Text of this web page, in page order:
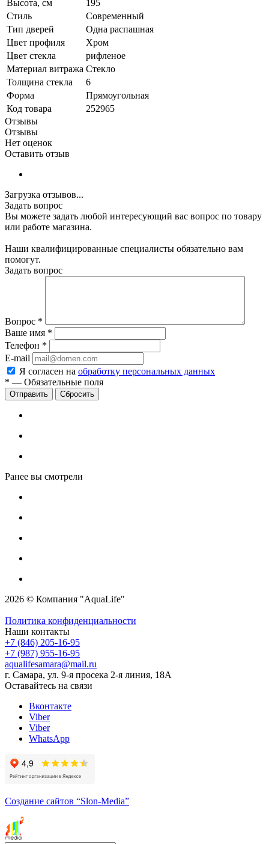
Высота, см
195
Стиль
Современный
Тип дверей
Одна распашная
Цвет профиля
Хром
Цвет стекла
рифленое
Материал витража Стекло
Толщина стекла
6
Форма
Прямоугольная
Код товара
252965
Отзывы
Отзывы
Нет оценок
Оставить отзыв
Загрузка отзывов...
Задать вопрос
Вы можете задать любой интересующий вас вопрос по товару
или работе магазина.
Наши квалифицированные специалисты обязательно вам
помогут.
Задать вопрос
Вопрос *
Ваше имя *
Телефон *
E-mail
Я согласен на обработку персональных данных
* — Обязательные поля
Сбросить
Ранее вы смотрели
2026 © Компания "AquaLife"
Политика конфиденциальности
Наши контакты
+7 (846) 205-16-95
+7 (987) 955-16-95
aqualifesamara@mail.ru
г. Самара, ул. 9-я просека 2-я линия, 18А
Оставайтесь на связи
Вконтакте
Viber
Viber
WhatsApp
Создание сайтов “Slon-Media”